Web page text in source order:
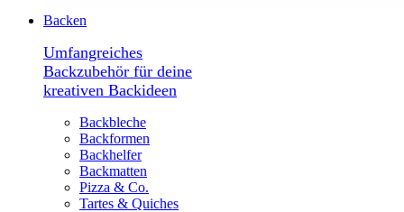
Backen
Umfangreiches
Backzubehör für deine
kreativen Backideen
Backbleche
Backformen
Backhelfer
Backmatten
Pizza & Co.
Tartes & Quiches